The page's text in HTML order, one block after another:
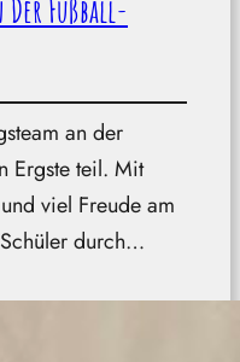
Fußball-
an der
Ergste teil. Mit
viel Freude am
durch…